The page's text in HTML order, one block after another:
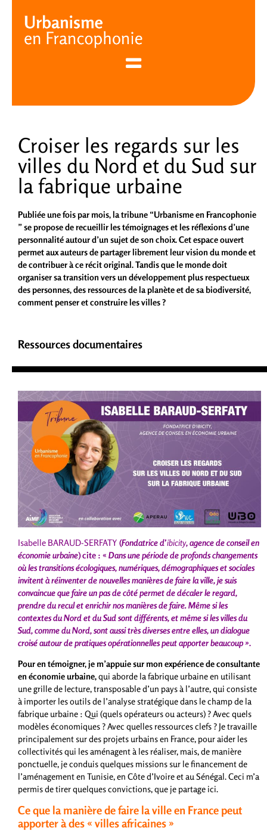
Croiser les regards sur les
villes du Nord et du Sud sur
la fabrique urbaine
Publiée une fois par mois, la tribune “Urbanisme en Francophonie
” se propose de recueillir les témoignages et les réflexions d’une
personnalité autour d’un sujet de son choix. Cet espace ouvert
permet aux auteurs de partager librement leur vision du monde et
de contribuer à ce récit original. Tandis que le monde doit
organiser sa transition vers un développement plus respectueux
des personnes, des ressources de la planète et de sa biodiversité,
comment penser et construire les villes ?
Ressources documentaires
Isabelle BARAUD-SERFATY (Fondatrice d’ibicity, agence de conseil en
économie urbaine) cite : « Dans une période de profonds changements
où les transitions écologiques, numériques, démographiques et sociales
invitent à réinventer de nouvelles manières de faire la ville, je suis
convaincue que faire un pas de côté permet de décaler le regard,
prendre du recul et enrichir nos manières de faire. Même si les
contextes du Nord et du Sud sont différents, et même si les villes du
Sud, comme du Nord, sont aussi très diverses entre elles, un dialogue
croisé autour de pratiques opérationnelles peut apporter beaucoup ».
Pour en témoigner, je m’appuie sur mon expérience de consultante
en économie urbaine,qui aborde la fabrique urbaine en utilisant
une grille de lecture, transposable d’un pays à l’autre, qui consiste
à importer les outils de l’analyse stratégique dans le champ de la
fabrique urbaine : Qui (quels opérateurs ou acteurs) ? Avec quels
modèles économiques ? Avec quelles ressources clefs ? Je travaille
principalement sur des projets urbains en France, pour aider les
collectivités qui les aménagent à les réaliser, mais, de manière
ponctuelle, je conduis quelques missions sur le financement de
l’aménagement en Tunisie, en Côte d’Ivoire et au Sénégal. Ceci m’a
permis de tirer quelques convictions, que je partage ici.
Ce que la manière de faire la ville en France peut
apporter à des « villes africaines »